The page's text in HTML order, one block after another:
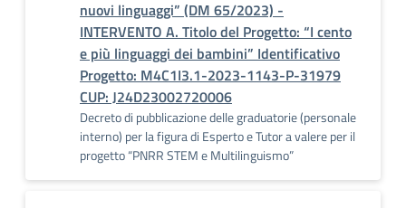
nuovi linguaggi” (DM 65/2023) -
INTERVENTO A. Titolo del Progetto: “I cento
e più linguaggi dei bambini” Identificativo
Progetto: M4C1I3.1-2023-1143-P-31979
CUP: J24D23002720006
Decreto di pubblicazione delle graduatorie (personale
interno) per la figura di Esperto e Tutor a valere per il
progetto “PNRR STEM e Multilinguismo”